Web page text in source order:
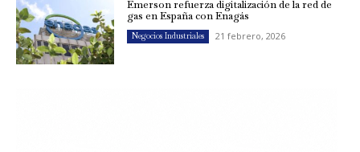
Emerson refuerza digitalización de la red de
gas en España con Enagás
Negocios Industriales 21 febrero, 2026